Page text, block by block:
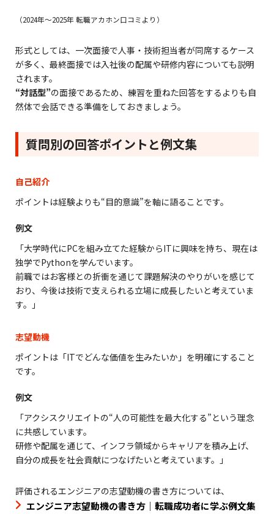
（2024年〜2025年 転職アカホン口コミより）
形式としては、一次面接で人事・技術担当者が同席するケース
が多く、最終面接では入社後の配属や研修内容についても説明
されます。
“対話型”の面接であるため、練習を重ねた回答をするよりも自
然体で会話できる準備をしておきましょう。
質問別の回答ポイントと例文集
自己紹介
ポイントは経験よりも“目的意識”を軸に語ることです。
例文
「大学時代にPCを組み立てた経験からITに興味を持ち、現在は
独学でPythonを学んでいます。
前職ではお客様との折衝を通じて課題解決のやりがいを感じて
おり、今後は技術で支えられる立場に成長したいと考えていま
す。」
志望動機
ポイントは「ITでどんな価値を生みたいか」を明確にすること
です。
例文
「アクシスクリエイトの“人の可能性を最大化する”という理念
に共感しています。
研修や配属を通じて、インフラ領域からキャリアを積み上げ、
自分の成長を社会貢献につなげたいと考えています。」
評価されるエンジニアの志望動機の書き方については、
エンジニア志望動機の書き方｜転職成功者に学ぶ例文集